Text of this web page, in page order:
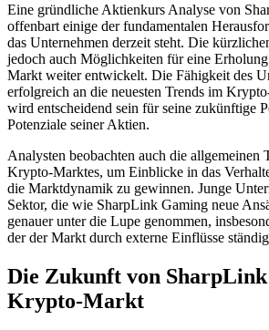
Eine gründliche Aktienkurs Analyse von
offenbart einige der fundamentalen
das Unternehmen derzeit steht. Die
jedoch auch Möglichkeiten für eine
Markt weiter entwickelt. Die Fähigkeit des
erfolgreich an die neuesten Trends im
wird entscheidend sein für seine zukünftige
Potenziale seiner Aktien.
Analysten beobachten auch die allgemeinen
Krypto-Marktes, um Einblicke in das
die Marktdynamik zu gewinnen. Junge
Sektor, die wie SharpLink Gaming neue
genauer unter die Lupe genommen,
der der Markt durch externe Einflüsse
Die Zukunft von
Krypto-Markt